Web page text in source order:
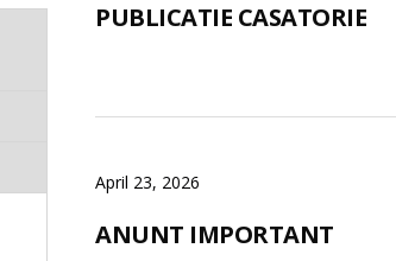
PUBLICATIE CASATORIE
April 23, 2026
ANUNT IMPORTANT